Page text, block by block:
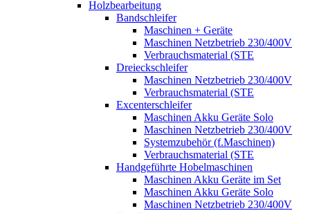
Holzbearbeitung
Bandschleifer
Maschinen + Geräte
Maschinen Netzbetrieb 230/400V
Verbrauchsmaterial (STE
Dreieckschleifer
Maschinen Netzbetrieb 230/400V
Verbrauchsmaterial (STE
Excenterschleifer
Maschinen Akku Geräte Solo
Maschinen Netzbetrieb 230/400V
Systemzubehör (f.Maschinen)
Verbrauchsmaterial (STE
Handgeführte Hobelmaschinen
Maschinen Akku Geräte im Set
Maschinen Akku Geräte Solo
Maschinen Netzbetrieb 230/400V